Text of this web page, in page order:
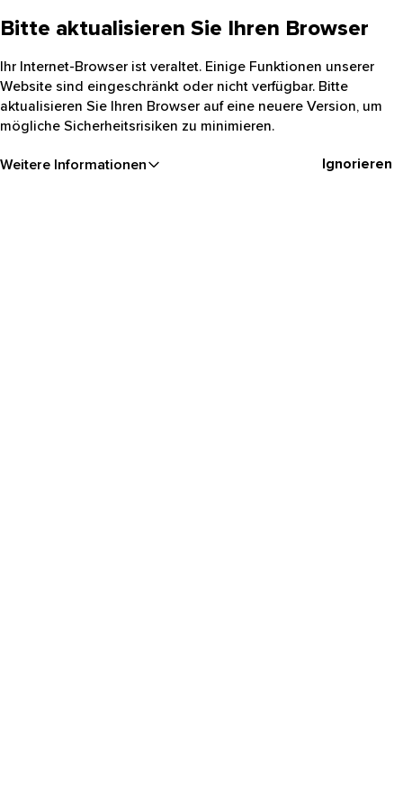
Bitte aktualisieren Sie Ihren Browser
Ihr Internet-Browser ist veraltet. Einige Funktionen unserer
Website sind eingeschränkt oder nicht verfügbar. Bitte
aktualisieren Sie Ihren Browser auf eine neuere Version, um
mögliche Sicherheitsrisiken zu minimieren.
Weitere Informationen Ignorieren